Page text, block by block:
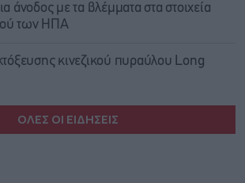
άνοδος με τα βλέμματα στα στοιχεία
των ΗΠΑ
κινεζικού πυραύλου Long
ΟΛΕΣ ΟΙ ΕΙΔΗΣΕΙΣ